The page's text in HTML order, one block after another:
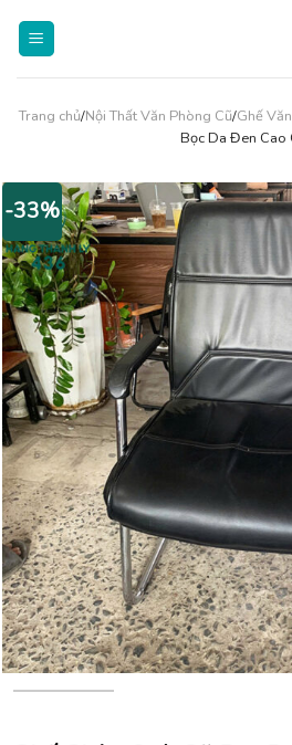
Trang chủ/Nội Thất Văn Phòng Cũ/Ghế
Bọc Da Đen Cao
-33%